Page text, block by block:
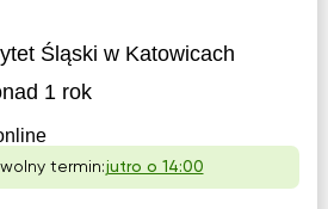
Śląski w Katowicach
1 rok
termin:jutro o 14:00